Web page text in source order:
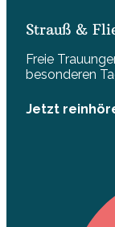
Strauß &
Freie
besonderen
Jetzt